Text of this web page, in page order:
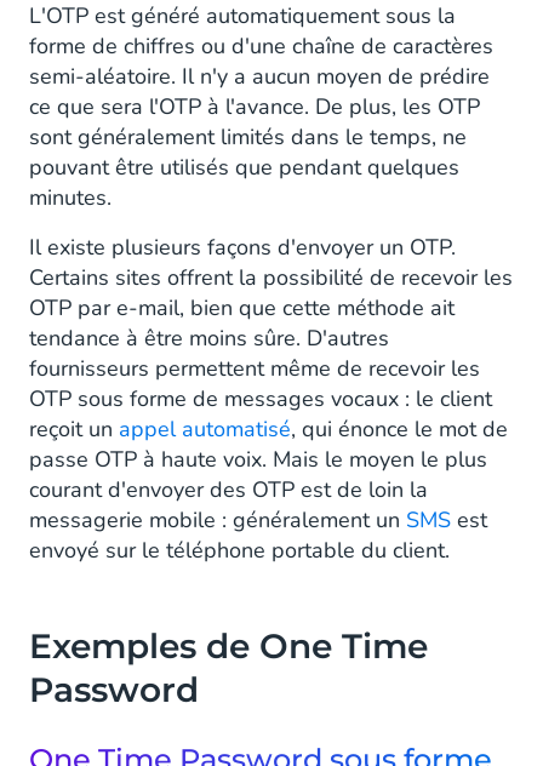
L'OTP est généré automatiquement sous la
forme de chiffres ou d'une chaîne de caractères
semi-aléatoire. Il n'y a aucun moyen de prédire
ce que sera l'OTP à l'avance. De plus, les OTP
sont généralement limités dans le temps, ne
pouvant être utilisés que pendant quelques
minutes.
Il existe plusieurs façons d'envoyer un OTP.
Certains sites offrent la possibilité de recevoir les
OTP par e-mail, bien que cette méthode ait
tendance à être moins sûre. D'autres
fournisseurs permettent même de recevoir les
OTP sous forme de messages vocaux : le client
reçoit un appel automatisé, qui énonce le mot de
passe OTP à haute voix. Mais le moyen le plus
courant d'envoyer des OTP est de loin la
messagerie mobile : généralement un SMS est
envoyé sur le téléphone portable du client.
Exemples de One Time
Password